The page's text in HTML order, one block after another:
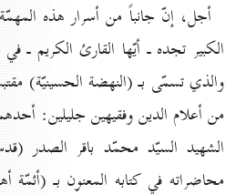
أجل، إنّ جانباً من أسرار هذه المهمّة
الكبير تجده ـ أيّها القارئ الكريم ـ
والذي تسمّى بـ (النهضة الحسينيّة)
من أعلام الدين وفقيهين جليلين:
الشهيد السيّد محمّد باقر الصدر
محاضراته في كتابه المعنون بـ (أئمّة